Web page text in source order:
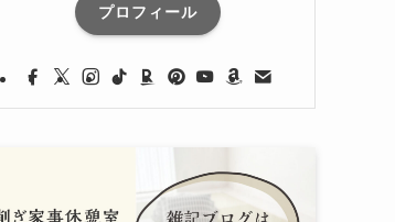
プロフィール